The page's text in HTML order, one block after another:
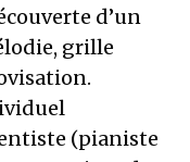
d’un
grille
(pianiste